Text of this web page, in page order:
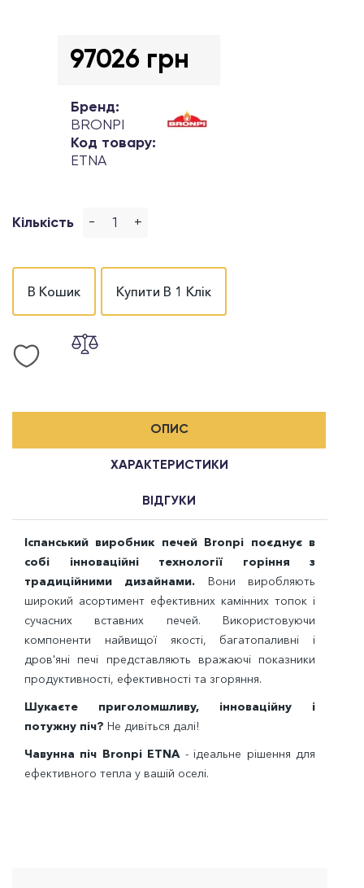
97026 грн
Бренд:
BRONPI
Код товару:
ETNA
Кількість - +
В Кошик Купити В 1 Клік
ОПИС
ХАРАКТЕРИСТИКИ
ВІДГУКИ
Іспанський виробник печей Bronpi поєднує в
собі інноваційні технології горіння з
традиційними дизайнами. Вони виробляють
широкий асортимент ефективних камінних топок і
сучасних вставних печей. Використовуючи
компоненти найвищої якості, багатопаливні і
дров'яні печі представляють вражаючі показники
продуктивності, ефективності та згоряння.
Шукаєте приголомшливу, інноваційну і
потужну піч? Не дивіться далі!
Чавунна піч Bronpi ETNA- ідеальне рішення для
ефективного тепла у вашій оселі.